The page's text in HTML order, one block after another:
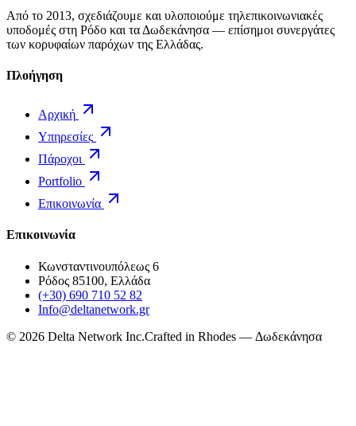
Από το 2013, σχεδιάζουμε και υλοποιούμε τηλεπικοινωνιακές
υποδομές στη Ρόδο και τα Δωδεκάνησα — επίσημοι συνεργάτες
των κορυφαίων παρόχων της Ελλάδας.
Πλοήγηση
Αρχική
Υπηρεσίες
Πάροχοι
Portfolio
Επικοινωνία
Επικοινωνία
Κωνσταντινουπόλεως 6
Ρόδος 85100, Ελλάδα
(+30) 690 710 52 82
Info@deltanetwork.gr
© 2026 Delta Network Inc.Crafted in Rhodes — Δωδεκάνησα